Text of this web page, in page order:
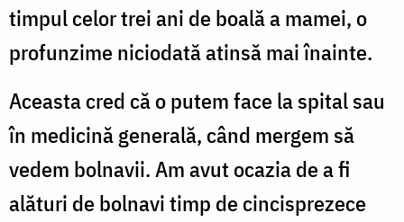
timpul celor trei ani de boală a mamei, o
profunzime niciodată atinsă mai înainte.
Aceasta cred că o putem face la spital sau
în medicină generală, când mergem să
vedem bolnavii. Am avut ocazia de a fi
alături de bolnavi timp de cincisprezece